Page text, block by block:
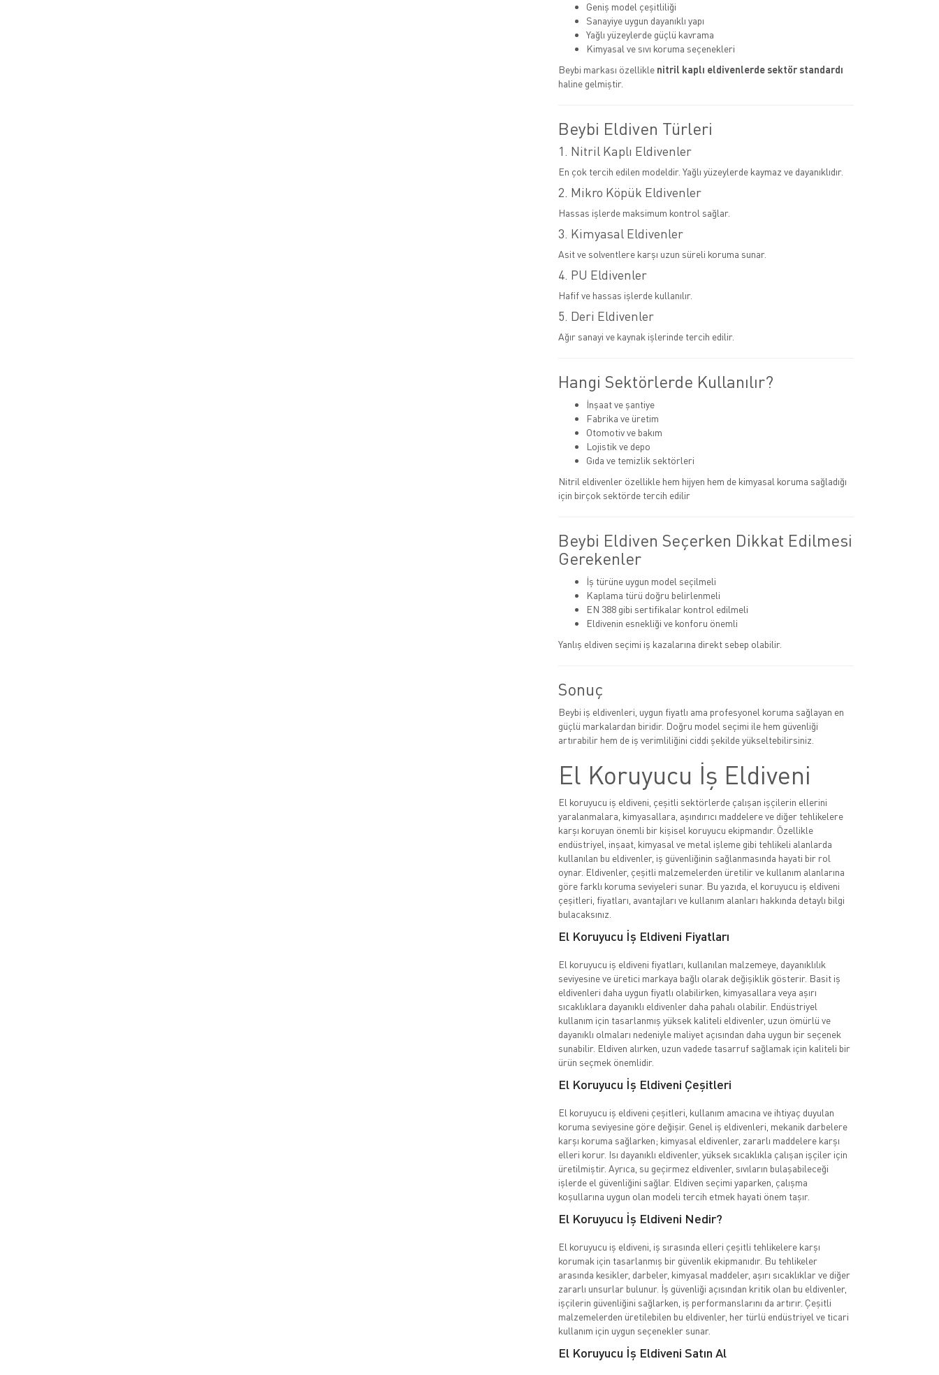
Geniş model çeşitliliği
Sanayiye uygun dayanıklı yapı
Yağlı yüzeylerde güçlü kavrama
Kimyasal ve sıvı koruma seçenekleri
Beybi markası özellikle nitril kaplı eldivenlerde sektör standardı
haline gelmiştir.
Beybi Eldiven Türleri
1. Nitril Kaplı Eldivenler
En çok tercih edilen modeldir. Yağlı yüzeylerde kaymaz ve dayanıklıdır.
2. Mikro Köpük Eldivenler
Hassas işlerde maksimum kontrol sağlar.
3. Kimyasal Eldivenler
Asit ve solventlere karşı uzun süreli koruma sunar.
4. PU Eldivenler
Hafif ve hassas işlerde kullanılır.
5. Deri Eldivenler
Ağır sanayi ve kaynak işlerinde tercih edilir.
Hangi Sektörlerde Kullanılır?
İnşaat ve şantiye
Fabrika ve üretim
Otomotiv ve bakım
Lojistik ve depo
Gıda ve temizlik sektörleri
Nitril eldivenler özellikle hem hijyen hem de kimyasal koruma sağladığı
için birçok sektörde tercih edilir
Beybi Eldiven Seçerken Dikkat Edilmesi
Gerekenler
İş türüne uygun model seçilmeli
Kaplama türü doğru belirlenmeli
EN 388 gibi sertifikalar kontrol edilmeli
Eldivenin esnekliği ve konforu önemli
Yanlış eldiven seçimi iş kazalarına direkt sebep olabilir.
Sonuç
Beybi iş eldivenleri, uygun fiyatlı ama profesyonel koruma sağlayan en
güçlü markalardan biridir. Doğru model seçimi ile hem güvenliği
artırabilir hem de iş verimliliğini ciddi şekilde yükseltebilirsiniz.
El Koruyucu İş Eldiveni
El koruyucu iş eldiveni, çeşitli sektörlerde çalışan işçilerin ellerini
yaralanmalara, kimyasallara, aşındırıcı maddelere ve diğer tehlikelere
karşı koruyan önemli bir kişisel koruyucu ekipmandır. Özellikle
endüstriyel, inşaat, kimyasal ve metal işleme gibi tehlikeli alanlarda
kullanılan bu eldivenler, iş güvenliğinin sağlanmasında hayati bir rol
oynar. Eldivenler, çeşitli malzemelerden üretilir ve kullanım alanlarına
göre farklı koruma seviyeleri sunar. Bu yazıda, el koruyucu iş eldiveni
çeşitleri, fiyatları, avantajları ve kullanım alanları hakkında detaylı bilgi
bulacaksınız.
El Koruyucu İş Eldiveni Fiyatları
El koruyucu iş eldiveni fiyatları, kullanılan malzemeye, dayanıklılık
seviyesine ve üretici markaya bağlı olarak değişiklik gösterir. Basit iş
eldivenleri daha uygun fiyatlı olabilirken, kimyasallara veya aşırı
sıcaklıklara dayanıklı eldivenler daha pahalı olabilir. Endüstriyel
kullanım için tasarlanmış yüksek kaliteli eldivenler, uzun ömürlü ve
dayanıklı olmaları nedeniyle maliyet açısından daha uygun bir seçenek
sunabilir. Eldiven alırken, uzun vadede tasarruf sağlamak için kaliteli bir
ürün seçmek önemlidir.
El Koruyucu İş Eldiveni Çeşitleri
El koruyucu iş eldiveni çeşitleri, kullanım amacına ve ihtiyaç duyulan
koruma seviyesine göre değişir. Genel iş eldivenleri, mekanik darbelere
karşı koruma sağlarken; kimyasal eldivenler, zararlı maddelere karşı
elleri korur. Isı dayanıklı eldivenler, yüksek sıcaklıkla çalışan işçiler için
üretilmiştir. Ayrıca, su geçirmez eldivenler, sıvıların bulaşabileceği
işlerde el güvenliğini sağlar. Eldiven seçimi yaparken, çalışma
koşullarına uygun olan modeli tercih etmek hayati önem taşır.
El Koruyucu İş Eldiveni Nedir?
El koruyucu iş eldiveni, iş sırasında elleri çeşitli tehlikelere karşı
korumak için tasarlanmış bir güvenlik ekipmanıdır. Bu tehlikeler
arasında kesikler, darbeler, kimyasal maddeler, aşırı sıcaklıklar ve diğer
zararlı unsurlar bulunur. İş güvenliği açısından kritik olan bu eldivenler,
işçilerin güvenliğini sağlarken, iş performanslarını da artırır. Çeşitli
malzemelerden üretilebilen bu eldivenler, her türlü endüstriyel ve ticari
kullanım için uygun seçenekler sunar.
El Koruyucu İş Eldiveni Satın Al